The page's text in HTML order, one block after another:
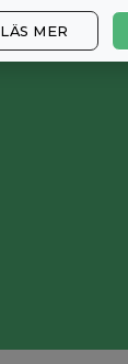
LÄS MER